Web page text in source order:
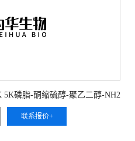
5K磷脂-酮缩硫醇-聚乙二醇-NH2
联系报价+